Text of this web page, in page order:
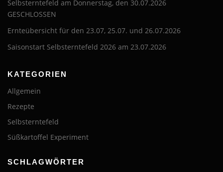
Selbsterntefeld am Donnerstag, den 30.07.2026
GESCHLOSSEN
Ernteübersicht für den 23.07, 25.07. und 26.07.2026
Saisonstart Selbsterntefeld 2026 am 23.07.2026
KATEGORIEN
Allgemein
Rezepte
Selbsterntefeld
Süßkartoffel Experiment
SCHLAGWÖRTER